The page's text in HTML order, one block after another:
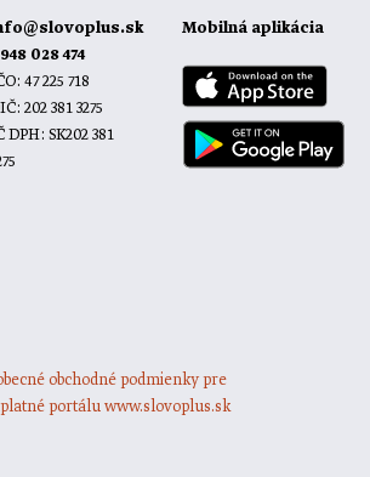
028 474
47 225 718
202 381 3275
DPH: SK202 381
Mobilná aplikácia
obchodné podmienky pre
portálu www.slovoplus.sk